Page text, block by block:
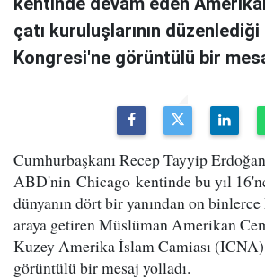
çatı kuruluşlarının
Kongresi'ne görüntülü bir
Cumhurbaşkanı Recep Tayyip
ABD'nin Chicago kentinde bu yıl
dünyanın dört bir yanından on
araya getiren Müslüman Amerikan
Kuzey Amerika İslam Camiası
görüntülü bir mesaj yolladı.